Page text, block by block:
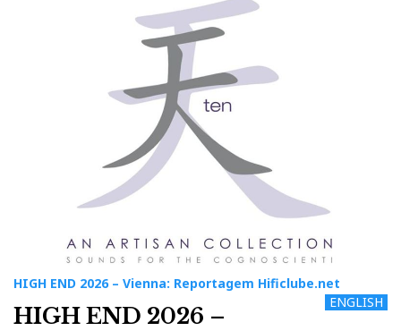
HIGH END 2026 – Vienna: Reportagem Hificlube.net
ENGLISH
HIGH END 2026 –